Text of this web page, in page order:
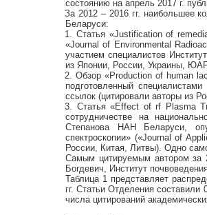
состоянию на апрель 2017 г.
За 2012 – 2016 гг. наибольшее
Беларуси:
1. Статья «Justification of
«Journal of Environmental
участием специалистов
из Японии, России, Украины,
2. Обзор «Production of human
подготовленный
ссылок (цитировали авторы из
3. Статья «Effect of rf Plasma
сотрудничестве на
Степанова НАН Беларуси,
спектроскопии» («Journal of
России, Китая, Литвы). Одно
Самым цитируемым автором за
Богдевич, Институт
Таблица 1 представляет
гг. Статьи Отделения
числа цитирований